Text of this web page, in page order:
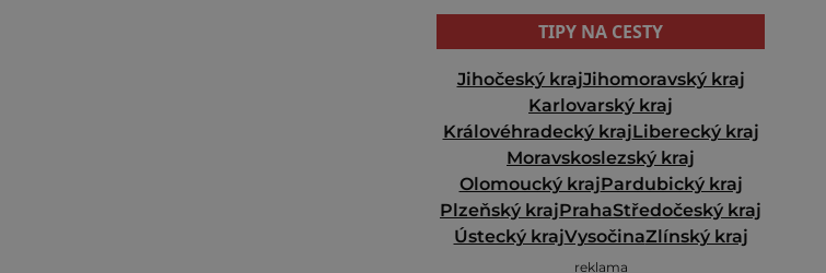
TIPY NA CESTY
Jihočeský krajJihomoravský kraj
Karlovarský kraj
Královéhradecký krajLiberecký kraj
Moravskoslezský kraj
Olomoucký krajPardubický kraj
Plzeňský krajPrahaStředočeský kraj
Ústecký krajVysočinaZlínský kraj
reklama